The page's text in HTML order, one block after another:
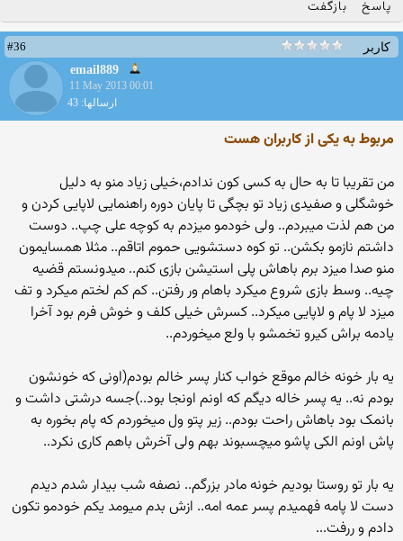
پاسخ بازگفت
کاربر
#36
email889
11 May 2013 00:01
ارسالها: 43
مربوط به یکی از کاربران هست
من تقریبا تا به حال به کسی کون ندادم،خیلی زیاد منو به دلیل
خوشگلی و صفیدی زیاد تو بچگی تا پایان دوره راهنمایی لاپایی کردن و
من هم لذت میبردم.. ولی خودمو میزدم به کوچه علی چپ.. دوست
داشتم نازمو بکشن.. تو کوه دستشویی حموم اتاقم.. مثلا همسایمون
منو صدا میزد برم باهاش پلی استیشن بازی کنم.. میدونستم قضیه
چیه.. وسط بازی شروع میکرد باهام ور رفتن.. کم کم لختم میکرد و تف
میزد لا پام و لاپایی میکرد.. کسرش خیلی کلف و خوش فرم بود آخرا
یادمه براش کیرو تخمشو با ولع میخوردم..
یه بار خونه خالم موقع خواب کنار پسر خالم بودم(اونی که خونشون
بودم نه.. یه پسر خاله دیگم که اونم اونجا بود..)جسه درشتی داشت و
بانمک بود باهاش راحت بودم.. زیر پتو ول میخوردم که پام بخوره به
پاش اونم الکی پاشو میچسبوند بهم ولی آخرش باهم کاری نکرد..
یه بار تو روستا بودیم خونه مادر بزرگم.. نصفه شب بیدار شدم دیدم
دست لا پامه فهمیدم پسر عمه امه.. ازش بدم میومد یکم خودمو تکون
دادم و ررفت...